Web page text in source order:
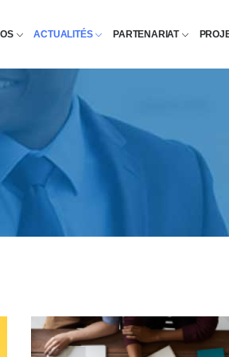
ACTUALITÉS PARTENARIAT